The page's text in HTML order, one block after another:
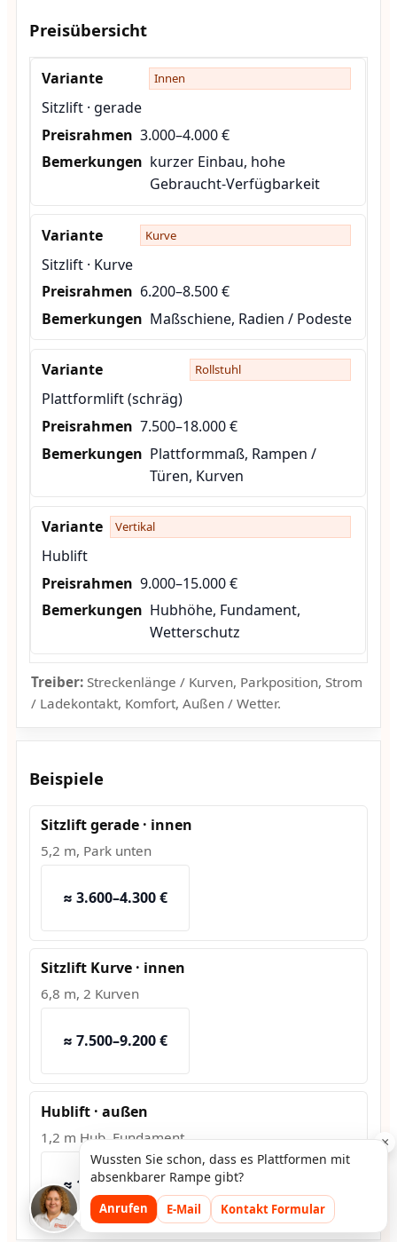
Preisübersicht
Innen
Sitzlift · gerade
3.000–4.000 €
kurzer Einbau, hohe
Gebraucht-Verfügbarkeit
Kurve
Sitzlift · Kurve
6.200–8.500 €
Maßschiene, Radien / Podeste
Rollstuhl
Plattformlift (schräg)
7.500–18.000 €
Plattformmaß, Rampen /
Türen, Kurven
Vertikal
Hublift
9.000–15.000 €
Hubhöhe, Fundament,
Wetterschutz
Treiber:Streckenlänge / Kurven, Parkposition, Strom
/ Ladekontakt, Komfort, Außen / Wetter.
Beispiele
Sitzlift gerade · innen
5,2 m, Park unten
≈ 3.600–4.300 €
Sitzlift Kurve · innen
6,8 m, 2 Kurven
≈ 7.500–9.200 €
Hublift · außen
1,2 m Hub, Fundament
≈ 10.800–13.500 €
×
Wussten Sie schon, dass es Plattformen mit
absenkbarer Rampe gibt?
Anrufen E-Mail Kontakt Formular